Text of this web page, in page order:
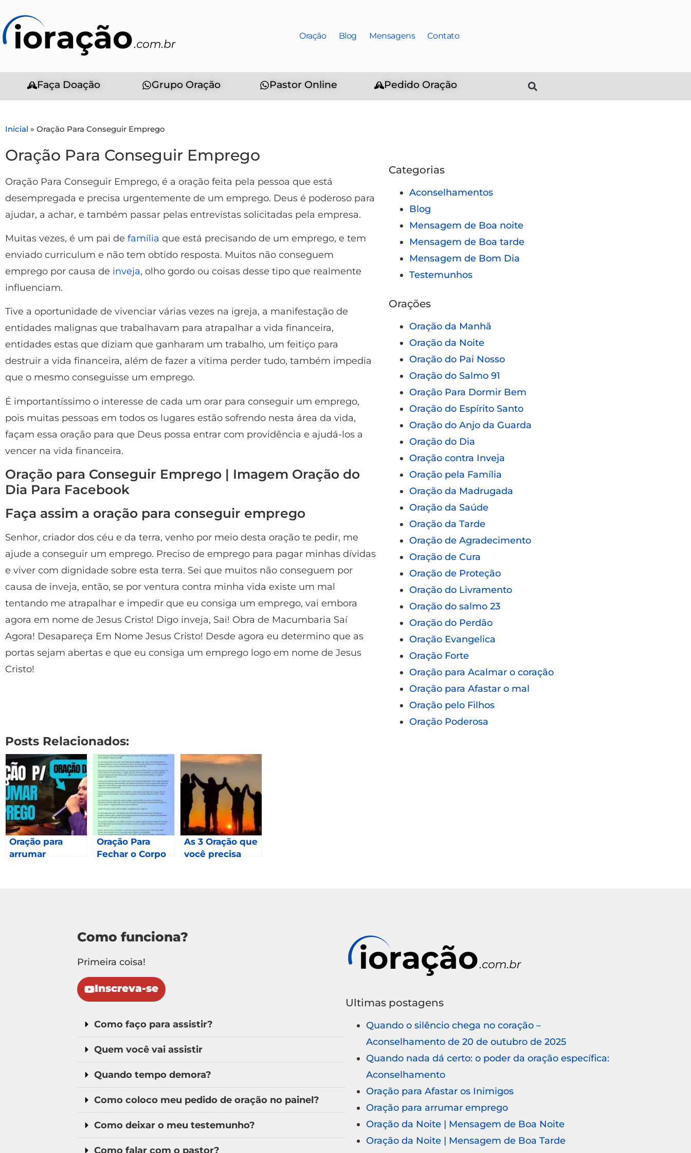
Oração Blog Mensagens Contato
Faça Doação Grupo Oração Pastor Online Pedido Oração
Inicial » Oração Para Conseguir Emprego
Oração Para Conseguir Emprego
Oração Para Conseguir Emprego, é a oração feita pela pessoa que está
desempregada e precisa urgentemente de um emprego. Deus é poderoso para
ajudar, a achar, e também passar pelas entrevistas solicitadas pela empresa.
Muitas vezes, é um pai de família que está precisando de um emprego, e tem
enviado curriculum e não tem obtido resposta. Muitos não conseguem
emprego por causa de inveja, olho gordo ou coisas desse tipo que realmente
influenciam.
Tive a oportunidade de vivenciar várias vezes na igreja, a manifestação de
entidades malignas que trabalhavam para atrapalhar a vida financeira,
entidades estas que diziam que ganharam um trabalho, um feitiço para
destruir a vida financeira, além de fazer a vítima perder tudo, também impedia
que o mesmo conseguisse um emprego.
É importantíssimo o interesse de cada um orar para conseguir um emprego,
pois muitas pessoas em todos os lugares estão sofrendo nesta área da vida,
façam essa oração para que Deus possa entrar com providência e ajudá-los a
vencer na vida financeira.
Oração para Conseguir Emprego | Imagem Oração do
Dia Para Facebook
Faça assim a oração para conseguir emprego
Senhor, criador dos céu e da terra, venho por meio desta oração te pedir, me
ajude a conseguir um emprego. Preciso de emprego para pagar minhas dívidas
e viver com dignidade sobre esta terra. Sei que muitos não conseguem por
causa de inveja, então, se por ventura contra minha vida existe um mal
tentando me atrapalhar e impedir que eu consiga um emprego, vai embora
agora em nome de Jesus Cristo! Digo inveja, Sai! Obra de Macumbaria Saí
Agora! Desapareça Em Nome Jesus Cristo! Desde agora eu determino que as
portas sejam abertas e que eu consiga um emprego logo em nome de Jesus
Cristo!
Posts Relacionados:
Oração para
arrumar
Oração Para
Fechar o Corpo
As 3 Oração que
você precisa
Categorias
Aconselhamentos
Blog
Mensagem de Boa noite
Mensagem de Boa tarde
Mensagem de Bom Dia
Testemunhos
Orações
Oração da Manhã
Oração da Noite
Oração do Pai Nosso
Oração do Salmo 91
Oração Para Dormir Bem
Oração do Espírito Santo
Oração do Anjo da Guarda
Oração do Dia
Oração contra Inveja
Oração pela Família
Oração da Madrugada
Oração da Saúde
Oração da Tarde
Oração de Agradecimento
Oração de Cura
Oração de Proteção
Oração do Livramento
Oração do salmo 23
Oração do Perdão
Oração Evangelica
Oração Forte
Oração para Acalmar o coração
Oração para Afastar o mal
Oração pelo Filhos
Oração Poderosa
Como funciona?
Primeira coisa!
Inscreva-se
Como faço para assistir?
Quem você vai assistir
Quando tempo demora?
Como coloco meu pedido de oração no painel?
Como deixar o meu testemunho?
Como falar com o pastor?
Ultimas postagens
Quando o silêncio chega no coração –
Aconselhamento de 20 de outubro de 2025
Quando nada dá certo: o poder da oração específica:
Aconselhamento
Oração para Afastar os Inimigos
Oração para arrumar emprego
Oração da Noite | Mensagem de Boa Noite
Oração da Noite | Mensagem de Boa Tarde